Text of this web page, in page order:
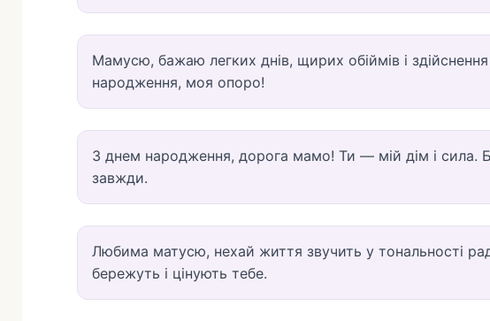
Мамусю, бажаю легких днів, щирих обіймів і
народження, моя опоро!
З днем народження, дорога мамо! Ти — мій дім і сила.
завжди.
Любима матусю, нехай життя звучить у тональності
бережуть і цінують тебе.